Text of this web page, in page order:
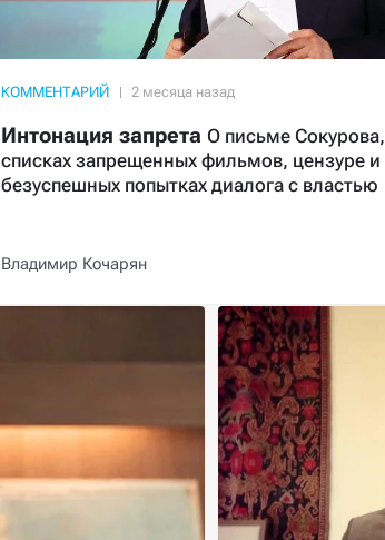
КОММЕНТАРИЙ
Интонация запрета О письме Сокурова,
списках запрещенных фильмов, цензуре и
безуспешных попытках диалога с властью
Владимир Кочарян